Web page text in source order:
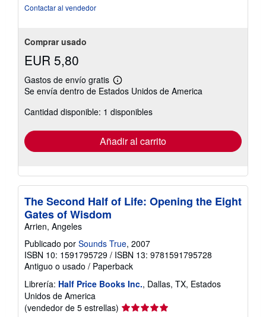
Contactar al vendedor
Comprar usado
EUR 5,80
Gastos de envío gratis
Más
información
las
tarifas
envío
Se envía dentro de Estados Unidos de America
Cantidad disponible: 1 disponibles
Añadir al carrito
The Second Half of Life: Opening the Eight
Gates of Wisdom
Arrien, Angeles
Publicado por Sounds True, 2007
ISBN 10: 1591795729 / ISBN 13: 9781591795728
Antiguo o usado / Paperback
Librería: Half Price Books Inc., Dallas, TX, Estados
Unidos de America
(vendedor de 5 estrellas) Calificación